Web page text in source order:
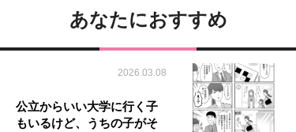
あなたにおすすめ
2026.03.08
公立からいい大学に行く子
もいるけど、うちの子がそ